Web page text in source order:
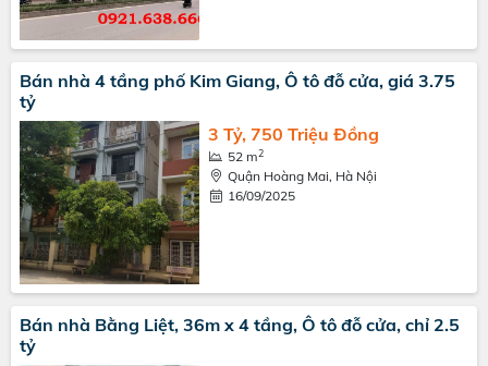
Bán nhà 4 tầng phố Kim Giang, Ô tô đỗ cửa, giá 3.75
tỷ
3 Tỷ, 750 Triệu Đồng
52 m2
Quận Hoàng Mai, Hà Nội
16/09/2025
Bán nhà Bằng Liệt, 36m x 4 tầng, Ô tô đỗ cửa, chỉ 2.5
tỷ